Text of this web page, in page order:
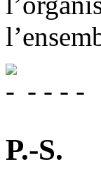
- - - -
P.-S.